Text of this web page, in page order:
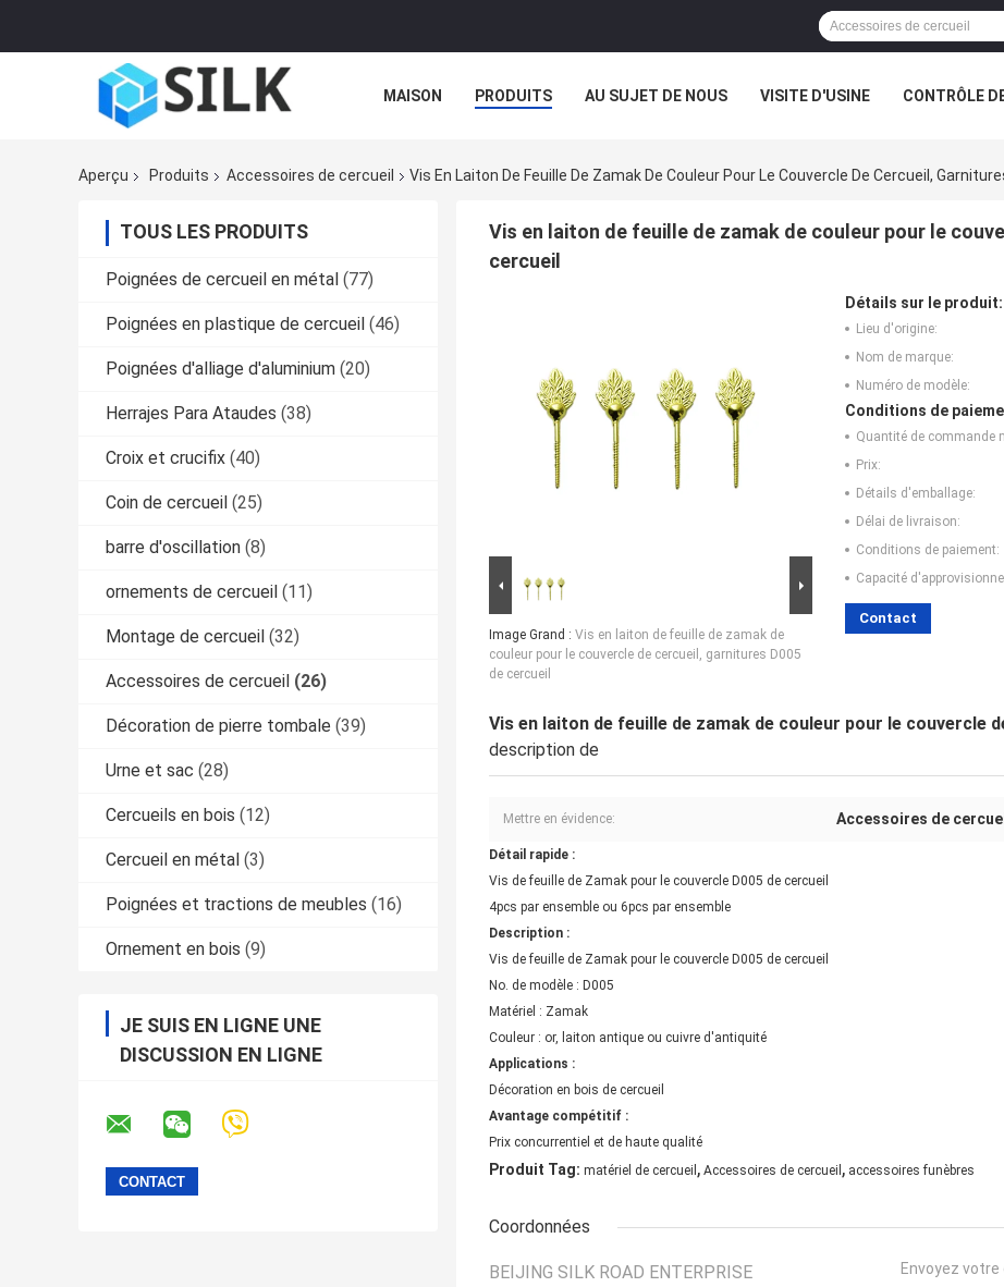
MAISON PRODUITS AU SUJET DE NOUS VISITE D'USINE CONTRÔLE
Aperçu Produits Accessoires de cercueil Vis En Laiton De Feuille De Zamak De Couleur Pour Le Couvercle De Cercueil,
TOUS LES PRODUITS
Poignées de cercueil en métal (77)
Poignées en plastique de cercueil (46)
Poignées d'alliage d'aluminium (20)
Herrajes Para Ataudes (38)
Croix et crucifix (40)
Coin de cercueil (25)
barre d'oscillation (8)
ornements de cercueil (11)
Montage de cercueil (32)
Accessoires de cercueil (26)
Décoration de pierre tombale (39)
Urne et sac (28)
Cercueils en bois (12)
Cercueil en métal (3)
Poignées et tractions de meubles (16)
Ornement en bois (9)
JE SUIS EN LIGNE UNE
DISCUSSION EN LIGNE
Vis en laiton de feuille de zamak de couleur pour le
cercueil
Image Grand : Vis en laiton de feuille de zamak de
couleur pour le couvercle de cercueil, garnitures D005
de cercueil
Détails sur le produit:
Lieu d'origine:
Nom de marque:
Numéro de modèle:
Conditions de
Quantité de commande
Prix:
Détails d'emballage:
Délai de livraison:
Conditions de paiement:
Capacité
Contact
Vis en laiton de feuille de zamak de couleur pour le couvercle
description de
Mettre en évidence: Accessoires de
Détail rapide :
Vis de feuille de Zamak pour le couvercle D005 de cercueil
4pcs par ensemble ou 6pcs par ensemble
Description :
Vis de feuille de Zamak pour le couvercle D005 de cercueil
No. de modèle : D005
Matériel : Zamak
Couleur : or, laiton antique ou cuivre d'antiquité
Applications :
Décoration en bois de cercueil
Avantage compétitif :
Prix concurrentiel et de haute qualité
Produit Tag: matériel de cercueil , Accessoires de cercueil , accessoires funèbres
Coordonnées
BEIJING SILK ROAD ENTERPRISE
Envoyez